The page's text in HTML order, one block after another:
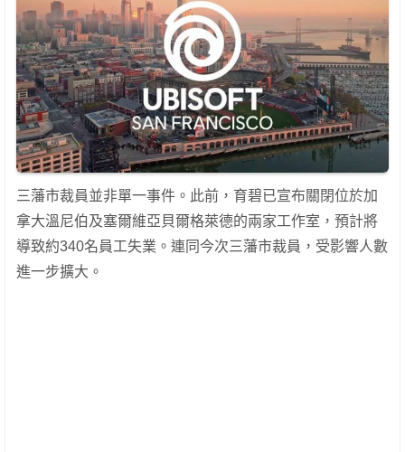
三藩市裁員並非單一事件。此前，育碧已宣布關閉位於加
拿大溫尼伯及塞爾維亞貝爾格萊德的兩家工作室，預計將
導致約340名員工失業。連同今次三藩市裁員，受影響人數
進一步擴大。